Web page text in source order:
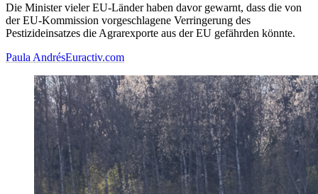
Die Minister vieler EU-Länder haben davor gewarnt, dass die von
der EU-Kommission vorgeschlagene Verringerung des
Pestizideinsatzes die Agrarexporte aus der EU gefährden könnte.
Paula AndrésEuractiv.com